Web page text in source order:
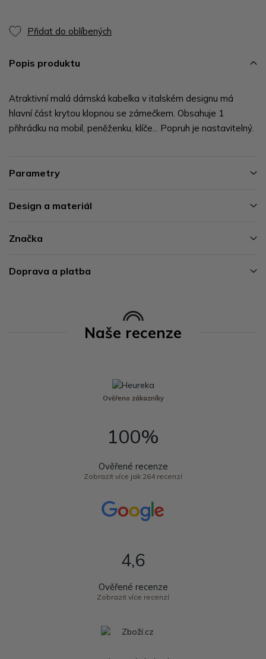
Přidat do oblíbených
Popis produktu
Atraktivní malá dámská kabelka v italském designu má
hlavní část krytou klopnou se zámečkem. Obsahuje 1
přihrádku na mobil, peněženku, klíče... Popruh je nastavitelný.
Parametry
Design a materiál
Značka
Doprava a platba
Naše recenze
Ověřeno zákazníky
100%
Ověřené recenze
Zobrazit více jak 264 recenzí
4,6
Ověřené recenze
Zobrazit více recenzí